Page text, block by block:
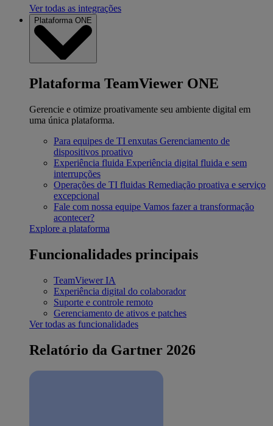
Ver todas as integrações
Plataforma ONE
Plataforma TeamViewer ONE
Gerencie e otimize proativamente seu ambiente digital em
uma única plataforma.
Para equipes de TI enxutas Gerenciamento de
dispositivos proativo
Experiência fluida Experiência digital fluida e sem
interrupções
Operações de TI fluidas Remediação proativa e serviço
excepcional
Fale com nossa equipe Vamos fazer a transformação
acontecer?
Explore a plataforma
Funcionalidades principais
TeamViewer IA
Experiência digital do colaborador
Suporte e controle remoto
Gerenciamento de ativos e patches
Ver todas as funcionalidades
Relatório da Gartner 2026